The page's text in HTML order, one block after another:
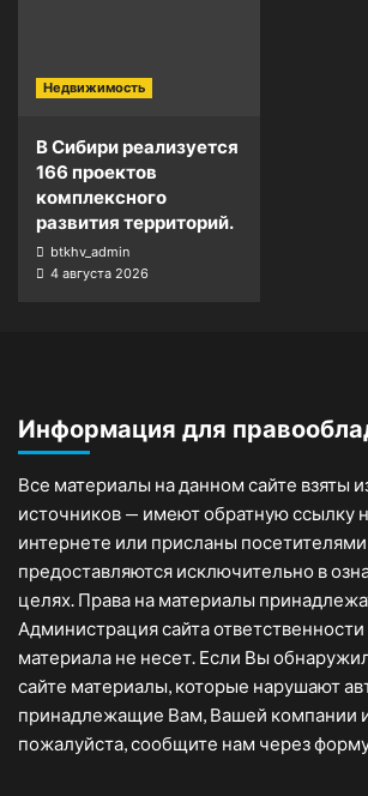
Недвижимость
В Сибири реализуется
166 проектов
комплексного
развития территорий.
btkhv_admin
4 августа 2026
Информация для
Все материалы на данном сайте взяты
источников — имеют обратную ссылку
интернете или присланы посетителями
предоставляются исключительно в
целях. Права на материалы
Администрация сайта
материала не несет. Если Вы
сайте материалы, которые нарушают
принадлежащие Вам, Вашей компании
пожалуйста, сообщите нам через